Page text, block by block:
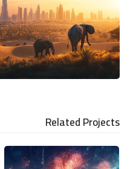
Related Projects